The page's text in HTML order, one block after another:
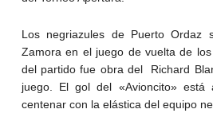
Los negriazules de Puerto Ordaz
Zamora en el juego de vuelta de
del partido fue obra del Richard
juego. El gol del «Avioncito»
centenar con la elástica del equipo